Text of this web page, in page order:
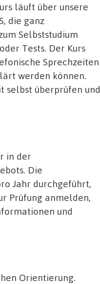
läuft über unsere
die ganz
Selbststudium
Tests. Der Kurs
Sprechzeiten
werden können.
selbst überprüfen und
in der
Die
Jahr durchgeführt,
Prüfung anmelden,
und
Orientierung.